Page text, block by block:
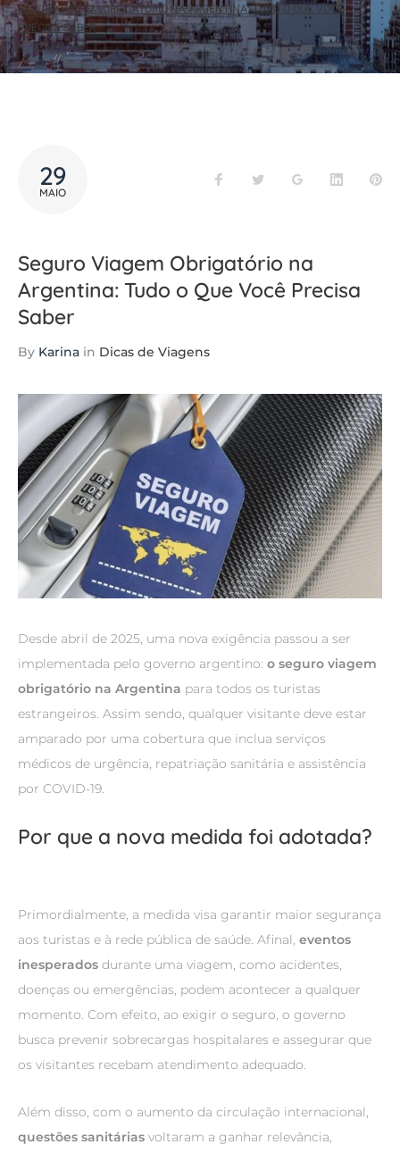
SEGURO VIAGEM OBRIGATÓRIO NA ARGENTINA: TUDO O QUE VOCÊ
PRECISA SABER
29
MAIO
FacebookTwitter Google+LinkedIn
Seguro Viagem Obrigatório na
Argentina: Tudo o Que Você Precisa
Saber
By Karina in Dicas de Viagens
Desde abril de 2025, uma nova exigência passou a ser
implementada pelo governo argentino: o seguro viagem
obrigatório na Argentina para todos os turistas
estrangeiros. Assim sendo, qualquer visitante deve estar
amparado por uma cobertura que inclua serviços
médicos de urgência, repatriação sanitária e assistência
por COVID-19.
Por que a nova medida foi adotada?
Primordialmente, a medida visa garantir maior segurança
aos turistas e à rede pública de saúde. Afinal, eventos
inesperadosdurante uma viagem, como acidentes,
doenças ou emergências, podem acontecer a qualquer
momento. Com efeito, ao exigir o seguro, o governo
busca prevenir sobrecargas hospitalares e assegurar que
os visitantes recebam atendimento adequado.
Além disso, com o aumento da circulação internacional,
questões sanitáriasvoltaram a ganhar relevância,